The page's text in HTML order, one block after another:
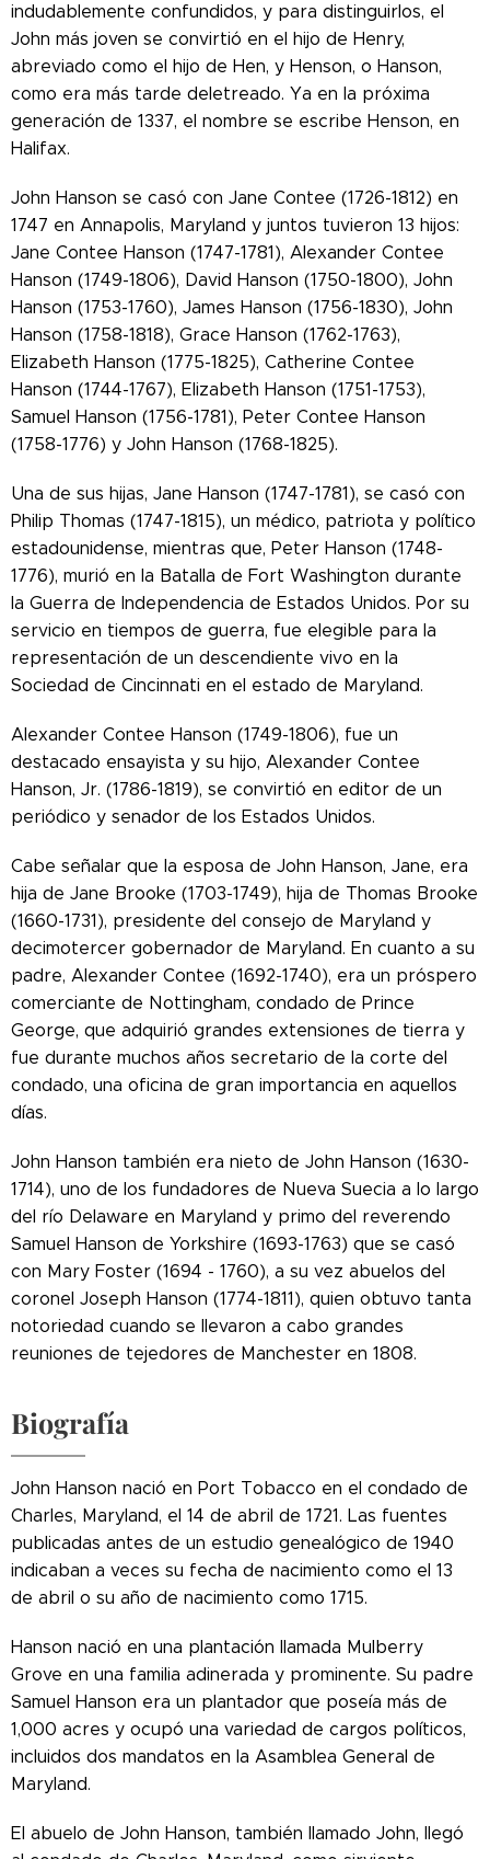
indudablemente confundidos, y para distinguirlos, el
John más joven se convirtió en el hijo de Henry,
abreviado como el hijo de Hen, y Henson, o Hanson,
como era más tarde deletreado. Ya en la próxima
generación de 1337, el nombre se escribe Henson, en
Halifax.
John Hanson se casó con Jane Contee (1726-1812) en
1747 en Annapolis, Maryland y juntos tuvieron 13 hijos:
Jane Contee Hanson (1747-1781), Alexander Contee
Hanson (1749-1806), David Hanson (1750-1800), John
Hanson (1753-1760), James Hanson (1756-1830), John
Hanson (1758-1818), Grace Hanson (1762-1763),
Elizabeth Hanson (1775-1825), Catherine Contee
Hanson (1744-1767), Elizabeth Hanson (1751-1753),
Samuel Hanson (1756-1781), Peter Contee Hanson
(1758-1776) y John Hanson (1768-1825).
Una de sus hijas, Jane Hanson (1747-1781), se casó con
Philip Thomas (1747-1815), un médico, patriota y político
estadounidense, mientras que, Peter Hanson (1748-
1776), murió en la Batalla de Fort Washington durante
la Guerra de Independencia de Estados Unidos. Por su
servicio en tiempos de guerra, fue elegible para la
representación de un descendiente vivo en la
Sociedad de Cincinnati en el estado de Maryland.
Alexander Contee Hanson (1749-1806), fue un
destacado ensayista y su hijo, Alexander Contee
Hanson, Jr. (1786-1819), se convirtió en editor de un
periódico y senador de los Estados Unidos.
Cabe señalar que la esposa de John Hanson, Jane, era
hija de Jane Brooke (1703-1749), hija de Thomas Brooke
(1660-1731), presidente del consejo de Maryland y
decimotercer gobernador de Maryland. En cuanto a su
padre, Alexander Contee (1692-1740), era un próspero
comerciante de Nottingham, condado de Prince
George, que adquirió grandes extensiones de tierra y
fue durante muchos años secretario de la corte del
condado, una oficina de gran importancia en aquellos
días.
John Hanson también era nieto de John Hanson (1630-
1714), uno de los fundadores de Nueva Suecia a lo largo
del río Delaware en Maryland y primo del reverendo
Samuel Hanson de Yorkshire (1693-1763) que se casó
con Mary Foster (1694 - 1760), a su vez abuelos del
coronel Joseph Hanson (1774-1811), quien obtuvo tanta
notoriedad cuando se llevaron a cabo grandes
reuniones de tejedores de Manchester en 1808.
Biografía
John Hanson nació en Port Tobacco en el condado de
Charles, Maryland, el 14 de abril de 1721. Las fuentes
publicadas antes de un estudio genealógico de 1940
indicaban a veces su fecha de nacimiento como el 13
de abril o su año de nacimiento como 1715.
Hanson nació en una plantación llamada Mulberry
Grove en una familia adinerada y prominente. Su padre
Samuel Hanson era un plantador que poseía más de
1,000 acres y ocupó una variedad de cargos políticos,
incluidos dos mandatos en la Asamblea General de
Maryland.
El abuelo de John Hanson, también llamado John, llegó